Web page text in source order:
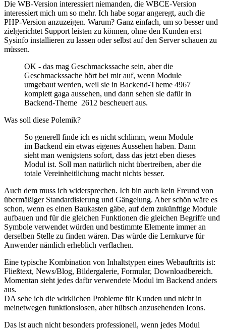
Die WB-Version interessiert niemanden, die WBCE-Version
interessiert mich um so mehr. Ich habe sogar angeregt, auch die
PHP-Version anzuzeigen. Warum? Ganz einfach, um so besser und
zielgerichtet Support leisten zu können, ohne den Kunden erst
Sysinfo installieren zu lassen oder selbst auf den Server schauen zu
müssen.
OK - das mag Geschmackssache sein, aber die
Geschmackssache hört bei mir auf, wenn Module
umgebaut werden, weil sie in Backend-Theme 4967
komplett gaga aussehen, und dann sehen sie dafür in
Backend-Theme 2612 bescheuert aus.
Was soll diese Polemik?
So generell finde ich es nicht schlimm, wenn Module
im Backend ein etwas eigenes Aussehen haben. Dann
sieht man wenigstens sofort, dass das jetzt eben dieses
Modul ist. Soll man natürlich nicht übertreiben, aber die
totale Vereinheitlichung macht nichts besser.
Auch dem muss ich widersprechen. Ich bin auch kein Freund von
übermäßiger Standardisierung und Gängelung. Aber schön wäre es
schon, wenn es einen Baukasten gäbe, auf dem zukünftige Module
aufbauen und für die gleichen Funktionen die gleichen Begriffe und
Symbole verwendet würden und bestimmte Elemente immer an
derselben Stelle zu finden wären. Das würde die Lernkurve für
Anwender nämlich erheblich verflachen.
Eine typische Kombination von Inhaltstypen eines Webauftritts ist:
Fließtext, News/Blog, Bildergalerie, Formular, Downloadbereich.
Momentan sieht jedes dafür verwendete Modul im Backend anders
aus.
DA sehe ich die wirklichen Probleme für Kunden und nicht in
meinetwegen funktionslosen, aber hübsch anzusehenden Icons.
Das ist auch nicht besonders professionell, wenn jedes Modul